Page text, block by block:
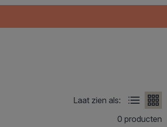
Laat zien als:
0 producten